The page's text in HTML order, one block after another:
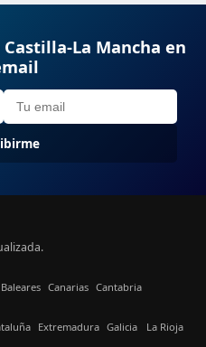
La Mancha en
Baleares Canarias Cantabria
Extremadura Galicia La Rioja